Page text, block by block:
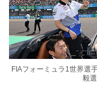
FIAフォーミュラ1世界選
毅